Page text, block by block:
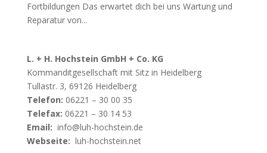
Fortbildungen Das erwartet dich bei uns Wartung und
Reparatur von...
L. + H. Hochstein GmbH + Co. KG
Kommanditgesellschaft mit Sitz in Heidelberg
Tullastr. 3, 69126 Heidelberg
Telefon: 06221 – 30 00 35
Telefax: 06221 – 30 14 53
Email: info@luh-hochstein.de
Webseite: luh-hochstein.net